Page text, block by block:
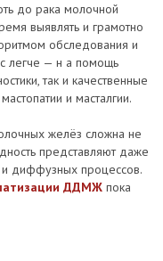
до рака молочной
выявлять и грамотно
обследования и
легче — н а помощь
так и качественные
и масталгии.
желёз сложна не
представляют даже
и диффузных процессов.
ДДМЖ пока